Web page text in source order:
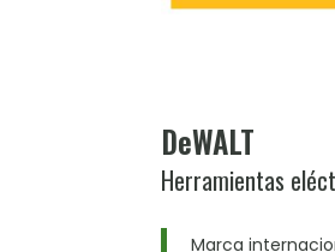
DeWALT
Herramientas
Marca